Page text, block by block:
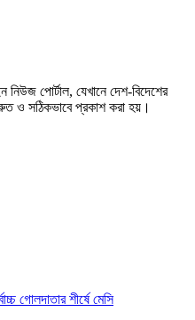
নিউজ পোর্টাল, যেখানে দেশ-বিদেশের
ও সঠিকভাবে প্রকাশ করা হয়।